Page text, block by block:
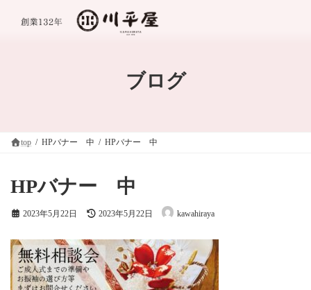
ブログ
top HPバナー 中 HPバナー 中
HPバナー 中
2023年5月22日
最
新
日
時
2023年5月22日 kawahiraya